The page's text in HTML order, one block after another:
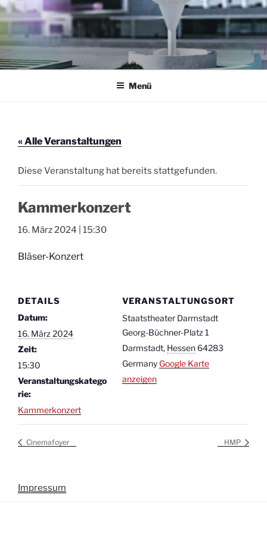
Zum
Inhalt
springen
AKTION THEATERFOYER E.V.
Veranstaltungen im Theaterfoyer Darmstadt
Menü
« Alle Veranstaltungen
Diese Veranstaltung hat bereits stattgefunden.
Kammerkonzert
16. März 2024 | 15:30
Bläser-Konzert
DETAILS
Datum:
16. März 2024
Zeit:
15:30
Veranstaltungskatego
rie:
Kammerkonzert
VERANSTALTUNGSORT
Staatstheater Darmstadt
Georg-Büchner-Platz 1
Darmstadt, Hessen 64283
Germany Google Karte
anzeigen
Cinemafoyer HMP
Impressum